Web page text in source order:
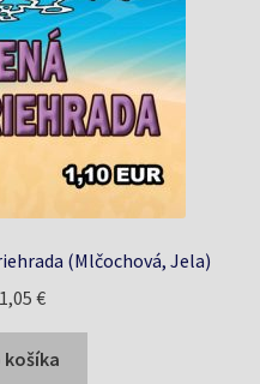
(Mlčochová, Jela)
1,05€Aktuálna
je:
košíka